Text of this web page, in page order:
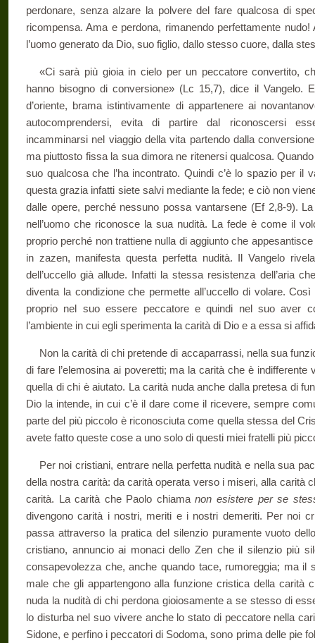
perdonare, senza alzare la polvere del fare qualcosa di
ricompensa. Ama e perdona, rimanendo perfettamente nudo!
l’uomo generato da Dio, suo figlio, dallo stesso cuore, dalla
«Ci sarà più gioia in cielo per un peccatore convertito,
hanno bisogno di conversione» (Lc 15,7), dice il Vangelo.
d’oriente, brama istintivamente di appartenere ai
autocomprendersi, evita di partire dal riconoscersi
incamminarsi nel viaggio della vita partendo dalla
ma piuttosto fissa la sua dimora ne ritenersi qualcosa.
suo qualcosa che l’ha incontrato. Quindi c’è lo spazio per il
questa grazia infatti siete salvi mediante la fede; e ciò non
dalle opere, perché nessuno possa vantarsene (Ef 2,8-9).
nell’uomo che riconosce la sua nudità. La fede è come il
proprio perché non trattiene nulla di aggiunto che
in zazen, manifesta questa perfetta nudità. Il Vangelo
dell’uccello già allude. Infatti la stessa resistenza dell’aria
diventa la condizione che permette all’uccello di volare.
proprio nel suo essere peccatore e quindi nel suo aver
l’ambiente in cui egli sperimenta la carità di Dio e a essa si
Non la carità di chi pretende di accaparrassi, nella sua
di fare l’elemosina ai poveretti; ma la carità che è indifferente
quella di chi è aiutato. La carità nuda anche dalla pretesa di
Dio la intende, in cui c’è il dare come il ricevere, sempre
parte del più piccolo è riconosciuta come quella stessa del
avete fatto queste cose a uno solo di questi miei fratelli più
Per noi cristiani, entrare nella perfetta nudità e nella sua
della nostra carità: da carità operata verso i miseri, alla carità
carità. La carità che Paolo chiamanon esistere per se
divengono carità i nostri, meriti e i nostri demeriti. Per noi
passa attraverso la pratica del silenzio puramente vuoto
cristiano, annuncio ai monaci dello Zen che il silenzio più
consapevolezza che, anche quando tace, rumoreggia; ma il
male che gli appartengono alla funzione cristica della carità
nuda la nudità di chi perdona gioiosamente a se stesso di
lo disturba nel suo vivere anche lo stato di peccatore nella
Sidone, e perfino i peccatori di Sodoma, sono prima delle pie